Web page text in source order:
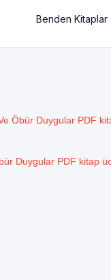
Benden Kitaplar
Öbür Duygular PDF
Duygular PDF kitap